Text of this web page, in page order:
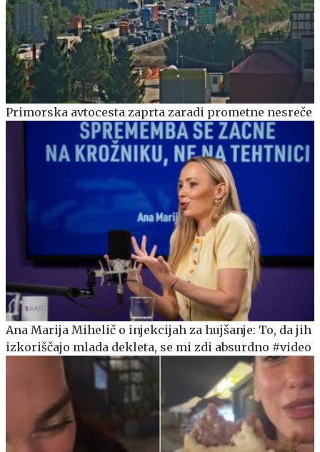
Primorska avtocesta zaprta zaradi prometne nesreče
Ana Marija Mihelič o injekcijah za hujšanje: To, da jih
izkoriščajo mlada dekleta, se mi zdi absurdno #video